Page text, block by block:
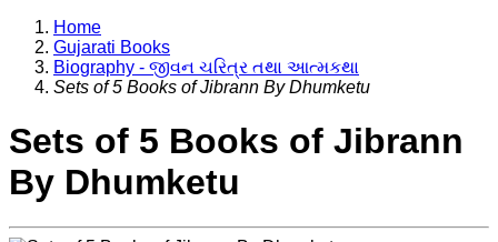
Home
Gujarati Books
Biography - જીવન ચરિત્ર તથા આત્મકથા
Sets of 5 Books of Jibrann By Dhumketu
Sets of 5 Books of Jibrann
By Dhumketu